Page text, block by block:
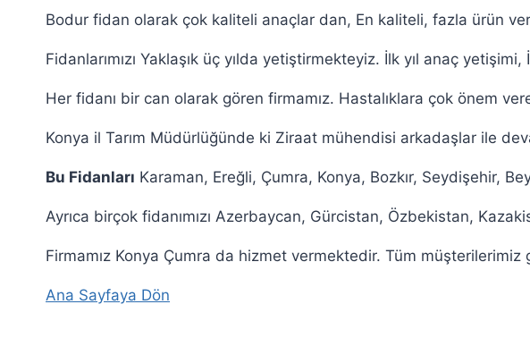
Bodur fidan olarak çok kaliteli anaçlar dan, En kaliteli, fazla ürün
Fidanlarımızı Yaklaşık üç yılda yetiştirmekteyiz. İlk yıl anaç
Her fidanı bir can olarak gören firmamız. Hastalıklara çok önem
Konya il Tarım Müdürlüğünde ki Ziraat mühendisi arkadaşlar ile
Bu Fidanları Karaman, Ereğli, Çumra, Konya, Bozkır, Seydişehir,
Ayrıca birçok fidanımızı Azerbaycan, Gürcistan, Özbekistan,
Firmamız Konya Çumra da hizmet vermektedir. Tüm
Ana Sayfaya Dön